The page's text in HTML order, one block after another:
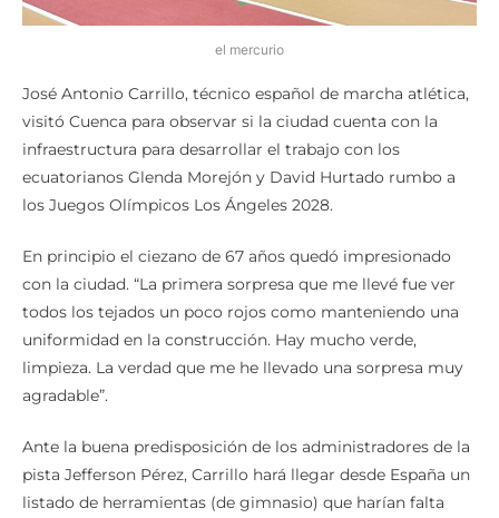
el mercurio
José Antonio Carrillo, técnico español de marcha atlética,
visitó Cuenca para observar si la ciudad cuenta con la
infraestructura para desarrollar el trabajo con los
ecuatorianos Glenda Morejón y David Hurtado rumbo a
los Juegos Olímpicos Los Ángeles 2028.
En principio el ciezano de 67 años quedó impresionado
con la ciudad. “La primera sorpresa que me llevé fue ver
todos los tejados un poco rojos como manteniendo una
uniformidad en la construcción. Hay mucho verde,
limpieza. La verdad que me he llevado una sorpresa muy
agradable”.
Ante la buena predisposición de los administradores de la
pista Jefferson Pérez, Carrillo hará llegar desde España un
listado de herramientas (de gimnasio) que harían falta